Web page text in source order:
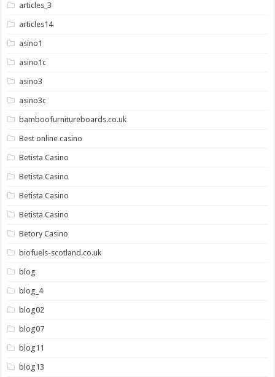
articles_3
articles14
asino1
asino1c
asino3
asino3c
bamboofurnitureboards.co.uk
Best online casino
Betista Casino
Betista Casino
Betista Casino
Betista Casino
Betory Casino
biofuels-scotland.co.uk
blog
blog_4
blog02
blog07
blog11
blog13